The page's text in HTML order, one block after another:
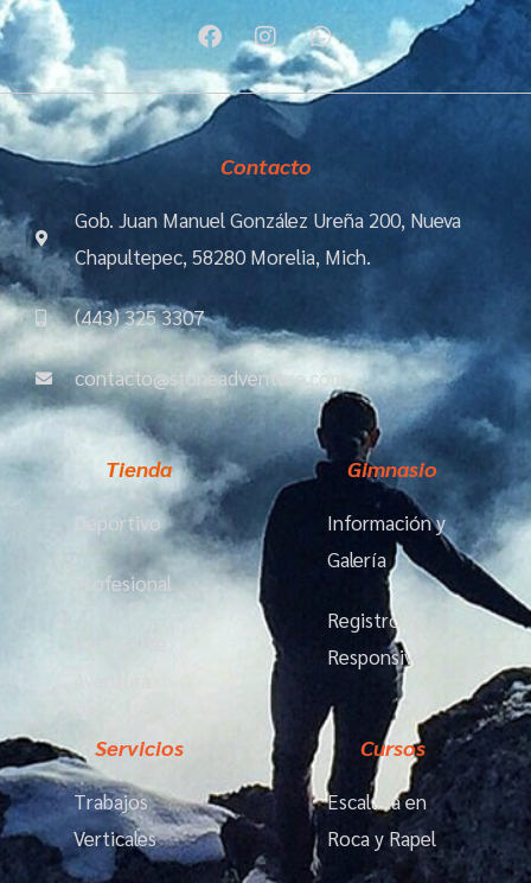
F
a
c
e
b
o
I
n
s
t
a
r
m
W
h
a
t
Contacto
Gob. Juan Manuel González Ureña 200, Nueva
Chapultepec, 58280 Morelia, Mich.
(443) 325 3307
contacto@stoneadventure.com
Tienda
Deportivo
Profesional
Gimnasio
Información y
Galería
Registro
Responsiva
Servicios
Trabajos
Verticales
Cursos
Escalada en
Roca y Rapel